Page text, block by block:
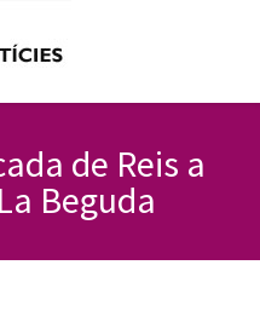
de Reis a
Beguda